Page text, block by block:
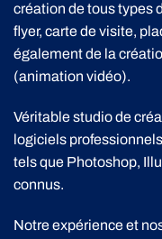
création de tous types
flyer, carte de visite,
également de la
(animation vidéo).
Véritable studio de
logiciels
tels que Photoshop,
connus.
Notre expérience et